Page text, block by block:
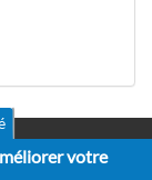
votre